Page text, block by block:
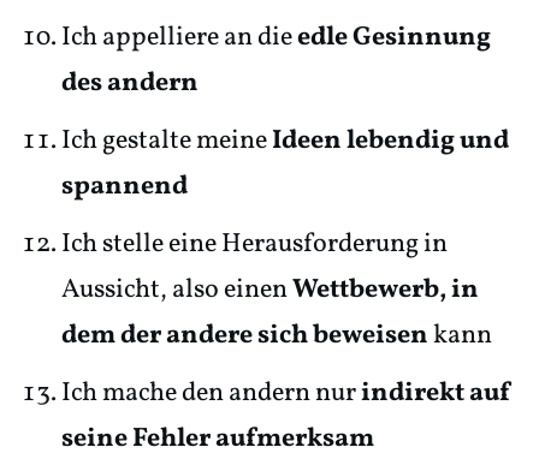
Ich appelliere an dieedle Gesinnung
des andern
Ich gestalte meineIdeen lebendig und
spannend
Ich stelle eine Herausforderung in
Aussicht, also einenWettbewerb, in
dem der andere sich beweisenkann
Ich mache den andern nurindirekt auf
seine Fehler aufmerksam